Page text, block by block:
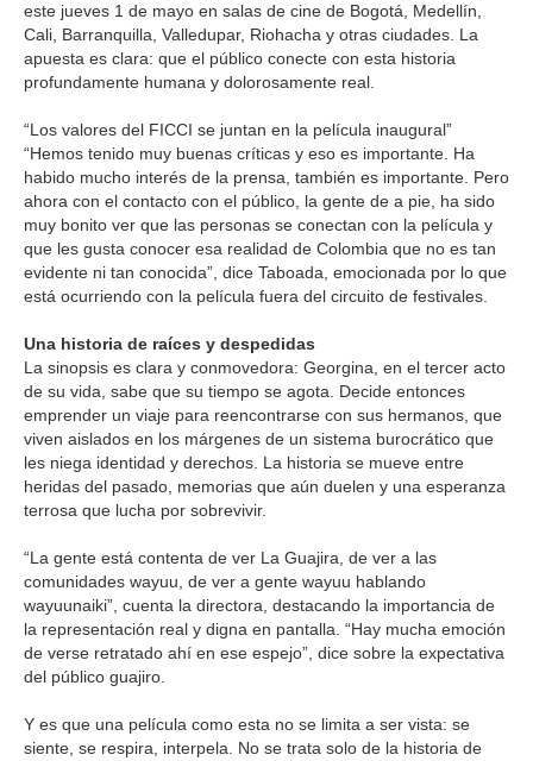
este jueves 1 de mayo en salas de cine de Bogotá, Medellín,
Cali, Barranquilla, Valledupar, Riohacha y otras ciudades. La
apuesta es clara: que el público conecte con esta historia
profundamente humana y dolorosamente real.
“Los valores del FICCI se juntan en la película inaugural”
“Hemos tenido muy buenas críticas y eso es importante. Ha
habido mucho interés de la prensa, también es importante. Pero
ahora con el contacto con el público, la gente de a pie, ha sido
muy bonito ver que las personas se conectan con la película y
que les gusta conocer esa realidad de Colombia que no es tan
evidente ni tan conocida”, dice Taboada, emocionada por lo que
está ocurriendo con la película fuera del circuito de festivales.
Una historia de raíces y despedidas
La sinopsis es clara y conmovedora: Georgina, en el tercer acto
de su vida, sabe que su tiempo se agota. Decide entonces
emprender un viaje para reencontrarse con sus hermanos, que
viven aislados en los márgenes de un sistema burocrático que
les niega identidad y derechos. La historia se mueve entre
heridas del pasado, memorias que aún duelen y una esperanza
terrosa que lucha por sobrevivir.
“La gente está contenta de ver La Guajira, de ver a las
comunidades wayuu, de ver a gente wayuu hablando
wayuunaiki”, cuenta la directora, destacando la importancia de
la representación real y digna en pantalla. “Hay mucha emoción
de verse retratado ahí en ese espejo”, dice sobre la expectativa
del público guajiro.
Y es que una película como esta no se limita a ser vista: se
siente, se respira, interpela. No se trata solo de la historia de